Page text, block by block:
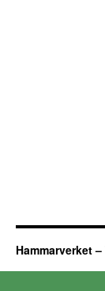
Hammarverket